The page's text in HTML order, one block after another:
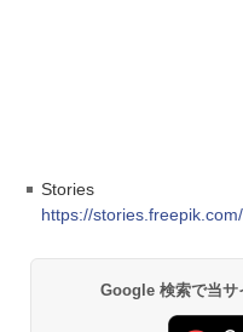
Stories
https://stories.freepik.com/
Google 検索で当サ